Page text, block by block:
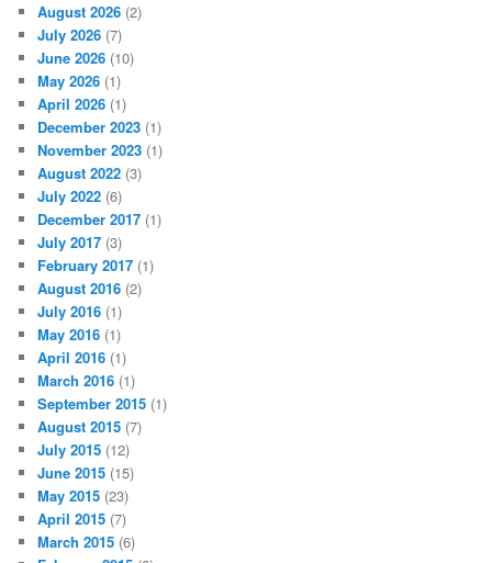
August 2026 (2)
July 2026 (7)
June 2026 (10)
May 2026 (1)
April 2026 (1)
December 2023 (1)
November 2023 (1)
August 2022 (3)
July 2022 (6)
December 2017 (1)
July 2017 (3)
February 2017 (1)
August 2016 (2)
July 2016 (1)
May 2016 (1)
April 2016 (1)
March 2016 (1)
September 2015 (1)
August 2015 (7)
July 2015 (12)
June 2015 (15)
May 2015 (23)
April 2015 (7)
March 2015 (6)